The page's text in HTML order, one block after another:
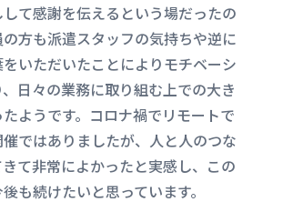
て感謝を伝えるという場だったの
方も派遣スタッフの気持ちや逆に
いただいたことによりモチベーシ
日々の業務に取り組む上での大き
ようです。コロナ禍でリモートで
ではありましたが、人と人のつな
て非常によかったと実感し、この
も続けたいと思っています。